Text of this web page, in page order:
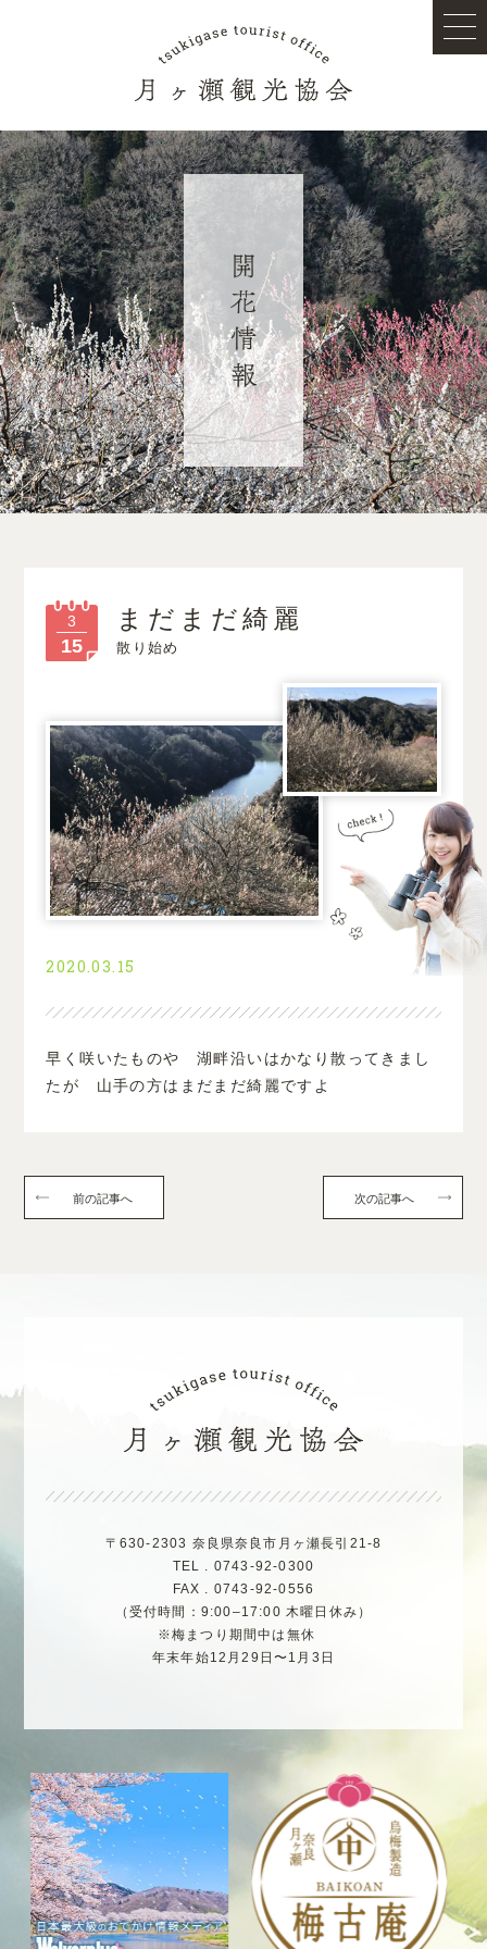
3
15
まだまだ綺麗
散り始め
2020.03.15
早く咲いたものや 湖畔沿いはかなり散ってきまし
たが 山手の方はまだまだ綺麗ですよ
前の記事へ 次の記事へ
〒630-2303 奈良県奈良市月ヶ瀬長引21-8
TEL . 0743-92-0300
FAX . 0743-92-0556
（受付時間：9:00–17:00 木曜日休み）
※梅まつり期間中は無休
年末年始12月29日〜1月3日